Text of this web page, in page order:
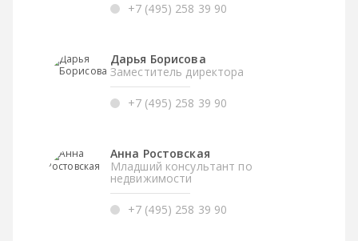
+7 (495) 258 39 90
Дарья Борисова
Заместитель директора
+7 (495) 258 39 90
Анна Ростовская
Младший консультант по
недвижимости
+7 (495) 258 39 90